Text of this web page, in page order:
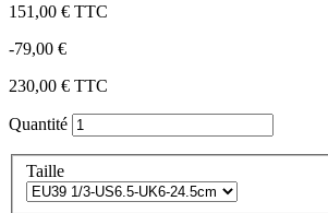
151,00 € TTC
-79,00 €
230,00 € TTC
Quantité
Taille